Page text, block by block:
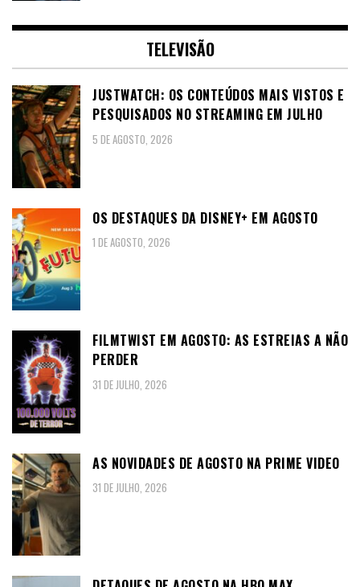
TELEVISÃO
JUSTWATCH: OS CONTEÚDOS MAIS VISTOS E
PESQUISADOS NO STREAMING EM JULHO
5 DE AGOSTO, 2026
OS DESTAQUES DA DISNEY+ EM AGOSTO
1 DE AGOSTO, 2026
FILMTWIST EM AGOSTO: AS ESTREIAS A NÃO
PERDER
31 DE JULHO, 2026
AS NOVIDADES DE AGOSTO NA PRIME VIDEO
31 DE JULHO, 2026